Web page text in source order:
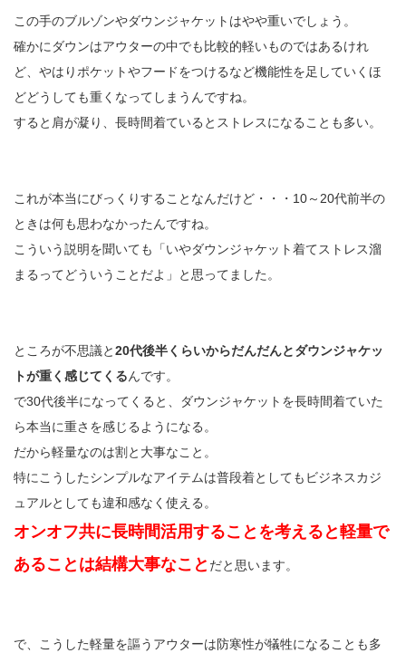
この手のブルゾンやダウンジャケットはやや重いでしょう。
確かにダウンはアウターの中でも比較的軽いものではあるけれ
ど、やはりポケットやフードをつけるなど機能性を足していくほ
どどうしても重くなってしまうんですね。
すると肩が凝り、長時間着ているとストレスになることも多い。
これが本当にびっくりすることなんだけど・・・10～20代前半の
ときは何も思わなかったんですね。
こういう説明を聞いても「いやダウンジャケット着てストレス溜
まるってどういうことだよ」と思ってました。
ところが不思議と20代後半くらいからだんだんとダウンジャケッ
トが重く感じてくるんです。
で30代後半になってくると、ダウンジャケットを長時間着ていた
ら本当に重さを感じるようになる。
だから軽量なのは割と大事なこと。
特にこうしたシンプルなアイテムは普段着としてもビジネスカジ
ュアルとしても違和感なく使える。
オンオフ共に長時間活用することを考えると軽量で
あることは結構大事なこと だと思います。
で、こうした軽量を謳うアウターは防寒性が犠牲になることも多